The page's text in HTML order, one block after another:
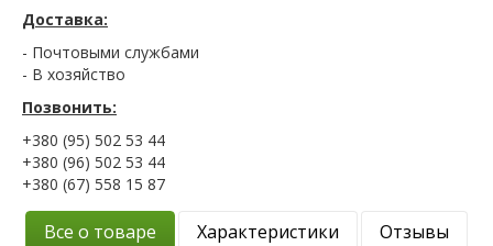
Доставка:
- Почтовыми службами
- В хозяйство
Позвонить:
+380 (95) 502 53 44
+380 (96) 502 53 44
+380 (67) 558 15 87
Все о товаре Характеристики Отзывы